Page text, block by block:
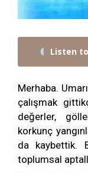
Listen
Merhaba.
çalışmak
değerler,
korkunç
da kaybettik.
toplumsal